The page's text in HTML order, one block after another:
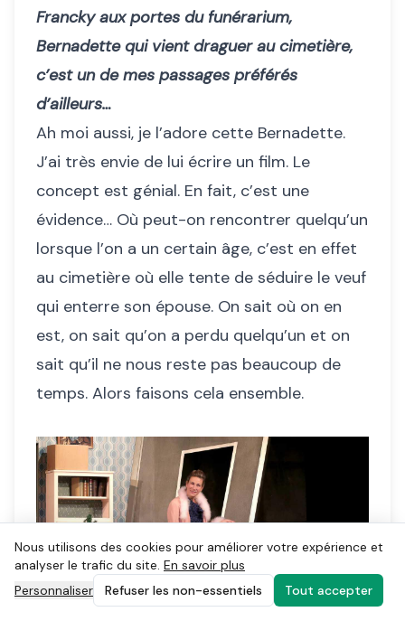
Francky aux portes du funérarium,
Bernadette qui vient draguer au cimetière,
c’est un de mes passages préférés
d’ailleurs…
Ah moi aussi, je l’adore cette Bernadette.
J’ai très envie de lui écrire un film. Le
concept est génial. En fait, c’est une
évidence… Où peut-on rencontrer quelqu’un
lorsque l’on a un certain âge, c’est en effet
au cimetière où elle tente de séduire le veuf
qui enterre son épouse. On sait où on en
est, on sait qu’on a perdu quelqu’un et on
sait qu’il ne nous reste pas beaucoup de
temps. Alors faisons cela ensemble.
Nous utilisons des cookies pour améliorer votre expérience et
analyser le trafic du site. En savoir plus
Personnaliser
Refuser les non-essentiels Tout accepter